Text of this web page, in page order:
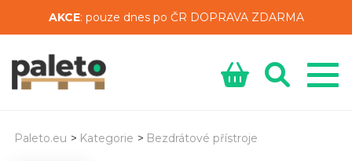
AKCE: pouze dnes po ČR DOPRAVA ZDARMA
Paleto.eu > Kategorie > Bezdrátové přístroje